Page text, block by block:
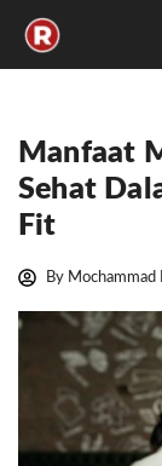
content
Manfaat
Sehat
Fit
By Mochammad